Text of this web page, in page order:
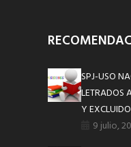
SPJ-USO
LETRADOS
Y
9 julio,